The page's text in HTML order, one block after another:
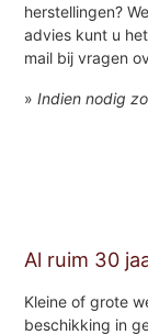
herstellingen?
advies kunt u
mail bij vragen
»Indien nodig
Al ruim 30
Kleine of grote
beschikking in